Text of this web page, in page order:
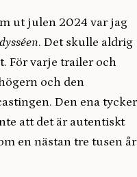
ut julen 2024 var jag
. Det skulle aldrig
För varje trailer och
och den
Den ena tycker
att det är autentiskt
en nästan tre tusen år